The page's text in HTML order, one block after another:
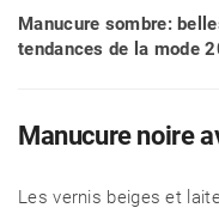
Manucure sombre:
tendances de la mode
Manucure noire
Les vernis beiges et
CHALET